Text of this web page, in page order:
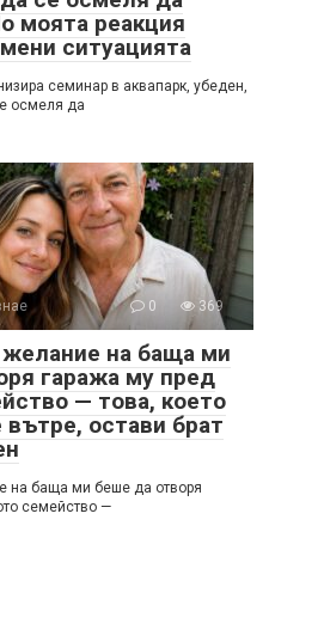
моята реакция
ситуацията
семинар в аквапарк, убеден,
осмеля да
0 369
на баща ми
гаража му пред
— това, което
остави брат
на баща ми беше да отворя
семейство —